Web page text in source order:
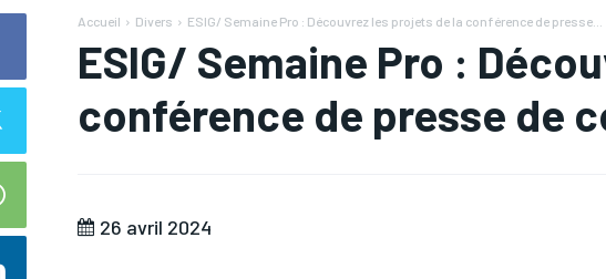
Accueil Divers ESIG/ Semaine Pro : Découvrez les projets de la conférence de presse...
ESIG/ Semaine Pro :
conférence de presse de
26 avril 2024